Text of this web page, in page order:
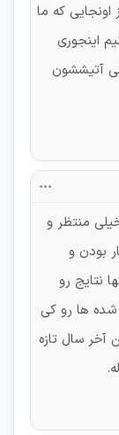
که ما
اینجوری
آتیششون
منتظر و
بودن و
نتایج رو
شده ها رو کی
آخر سال تازه